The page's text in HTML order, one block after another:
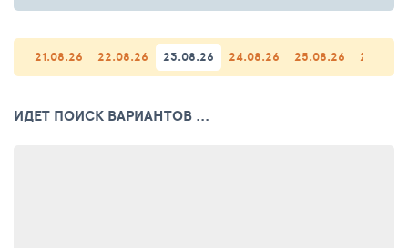
21.08.26 22.08.26 23.08.26 24.08.26 25.08.26
ИДЕТ ПОИСК ВАРИАНТОВ ...